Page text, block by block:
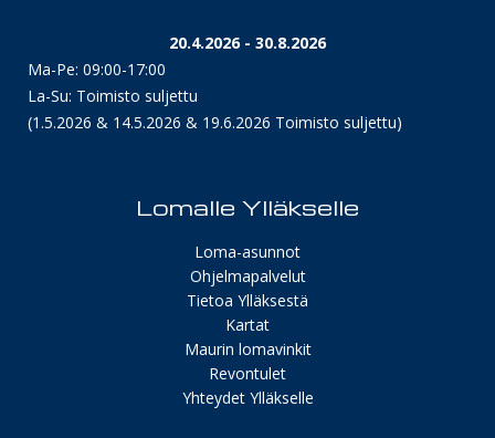
20.4.2026 - 30.8.2026
Ma-Pe: 09:00-17:00
La-Su: Toimisto suljettu
(1.5.2026 & 14.5.2026 & 19.6.2026 Toimisto suljettu)
Lomalle Ylläkselle
Loma-asunnot
Ohjelmapalvelut
Tietoa Ylläksestä
Kartat
Maurin lomavinkit
Revontulet
Yhteydet Ylläkselle